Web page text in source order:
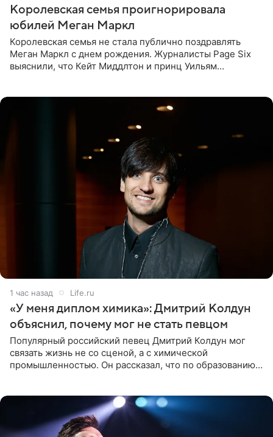
Королевская семья проигнорировала
юбилей Меган Маркл
Королевская семья не стала публично поздравлять
Меган Маркл с днем рождения. Журналисты Page Six
выяснили, что Кейт Миддлтон и принц Уильям
1 час назад Life.ru
«У меня диплом химика»: Дмитрий Колдун
объяснил, почему мог не стать певцом
Популярный российский певец Дмитрий Колдун мог
связать жизнь не со сценой, а с химической
промышленностью. Он рассказал, что по образованию